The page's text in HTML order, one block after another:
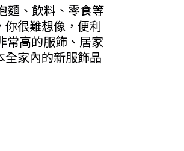
麵、飲料、零食等
很難想像，便利
常高的服飾、居家
家內的新服飾品